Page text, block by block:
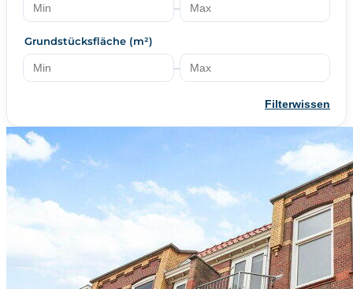
–
Grundstücksfläche (m²)
–
Filterwissen